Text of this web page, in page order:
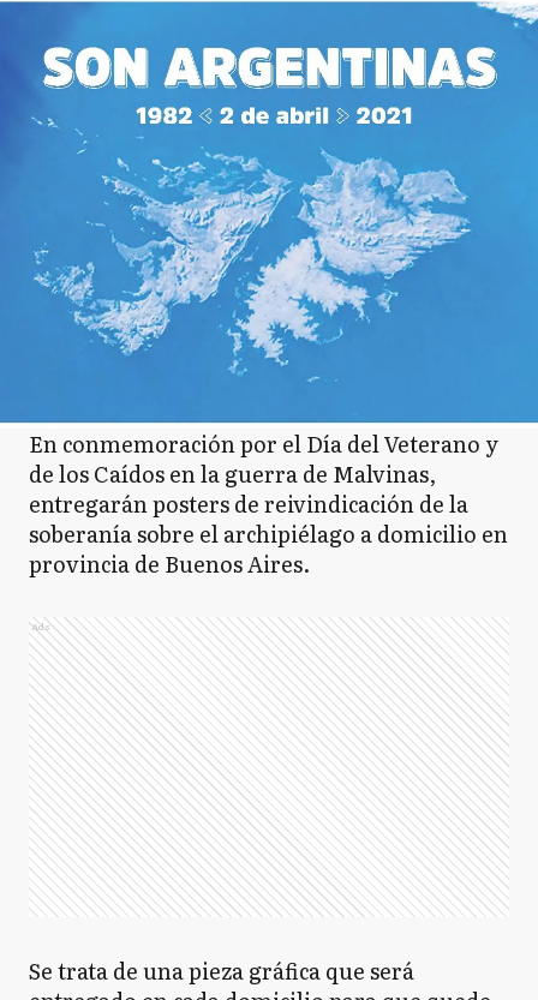
En conmemoración por el Día del Veterano y
de los Caídos en la guerra de Malvinas,
entregarán posters de reivindicación de la
soberanía sobre el archipiélago a domicilio en
provincia de Buenos Aires.
Ads
Se trata de una pieza gráfica que será